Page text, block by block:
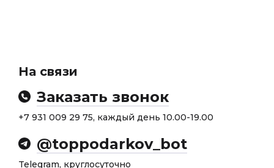
На связи
Заказать звонок
+7 931 009 29 75, каждый день 10.00-19.00
@toppodarkov_bot
Telegram, круглосуточно